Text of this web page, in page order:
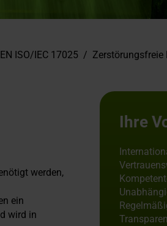
ISO/IEC 17025 /
werden,
ein
wird in
Ihre